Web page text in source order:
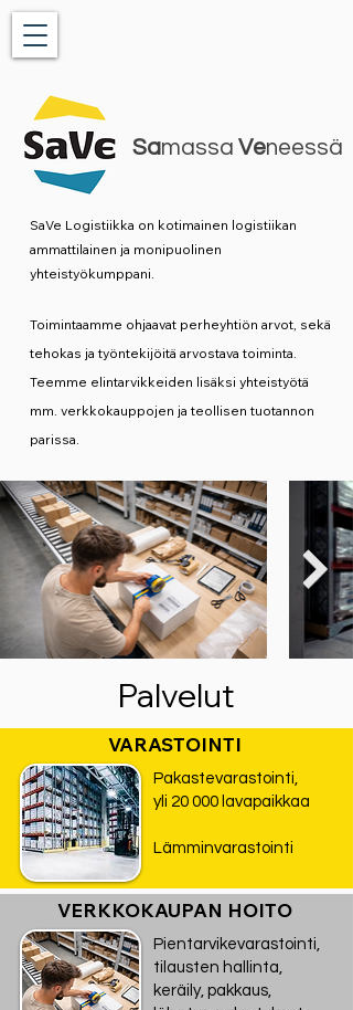
Samassa Veneessä
SaVe Logistiikka on kotimainen logistiikan
ammattilainen ja monipuolinen
yhteistyökumppani.
Toimintaamme ohjaavat perheyhtiön arvot, sekä
tehokas ja työntekijöitä arvostava toiminta.
Teemme elintarvikkeiden lisäksi yhteistyötä
mm. verkkokauppojen ja teollisen tuotannon
parissa.
Palvelut
VARASTOINTI
Pakastevarastointi,
yli 20 000 lavapaikkaa
Lämminvarastointi
VERKKOKAUPAN HOITO
Pientarvikevarastointi,
tilausten hallinta,
keräily, pakkaus,